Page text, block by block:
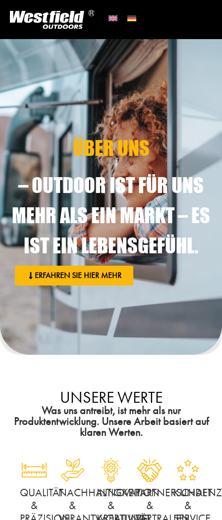
ÜBER UNS
– OUTDOOR IST FÜR UNS
MEHR ALS EIN MARKT – ES
IST EIN LEBENSGEFÜHL.
ERFAHREN SIE HIER MEHR
UNSERE WERTE
Was uns antreibt, ist mehr als nur
Produktentwicklung. Unsere Arbeit basiert auf
klaren Werten.
QUALITÄT
&
NACHHALTIGKEIT
&
INNOVATION
&
PARTNERSCHAFT
&
&